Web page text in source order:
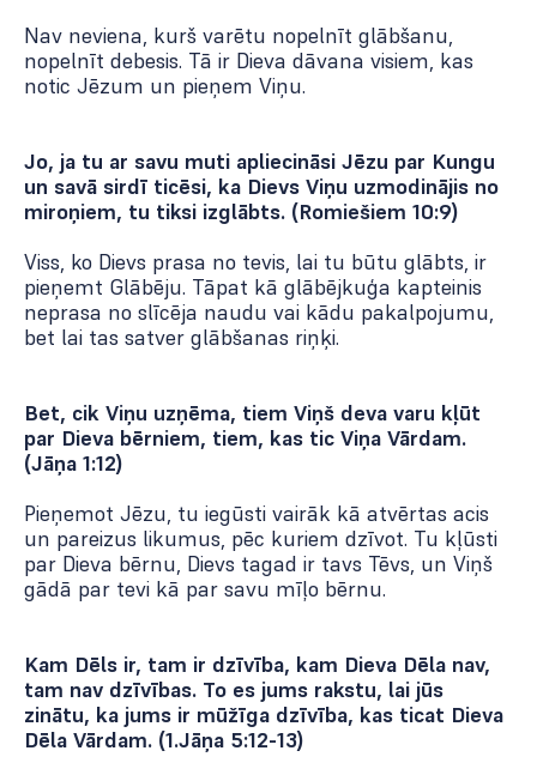
Nav neviena, kurš varētu nopelnīt glābšanu,
nopelnīt debesis. Tā ir Dieva dāvana visiem, kas
notic Jēzum un pieņem Viņu.
Jo, ja tu ar savu muti apliecināsi Jēzu par Kungu
un savā sirdī ticēsi, ka Dievs Viņu uzmodinājis no
miroņiem, tu tiksi izglābts. (Romiešiem 10:9)
Viss, ko Dievs prasa no tevis, lai tu būtu glābts, ir
pieņemt Glābēju. Tāpat kā glābējkuģa kapteinis
neprasa no slīcēja naudu vai kādu pakalpojumu,
bet lai tas satver glābšanas riņķi.
Bet, cik Viņu uzņēma, tiem Viņš deva varu kļūt
par Dieva bērniem, tiem, kas tic Viņa Vārdam.
(Jāņa 1:12)
Pieņemot Jēzu, tu iegūsti vairāk kā atvērtas acis
un pareizus likumus, pēc kuriem dzīvot. Tu kļūsti
par Dieva bērnu, Dievs tagad ir tavs Tēvs, un Viņš
gādā par tevi kā par savu mīļo bērnu.
Kam Dēls ir, tam ir dzīvība, kam Dieva Dēla nav,
tam nav dzīvības. To es jums rakstu, lai jūs
zinātu, ka jums ir mūžīga dzīvība, kas ticat Dieva
Dēla Vārdam. (1.Jāņa 5:12­-13)